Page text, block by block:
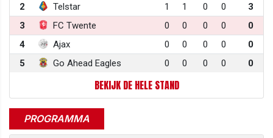
2
Telstar 1 1 0 0
3
3
FC Twente 0 0 0 0
0
4
Ajax 0 0 0 0
0
5
Go Ahead Eagles 0 0 0 0 0
BEKIJK DE HELE STAND
PROGRAMMA